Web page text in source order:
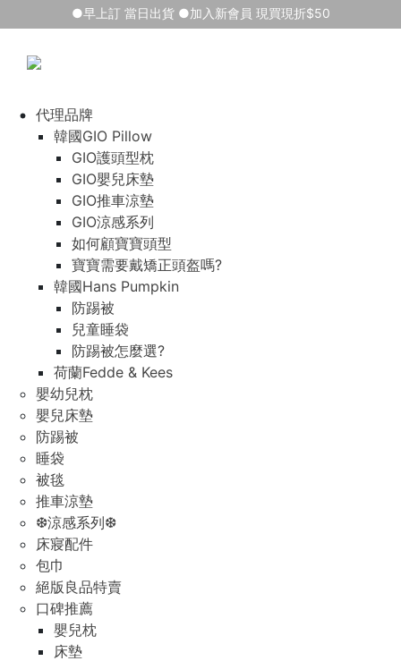
代理品牌
韓國GIO Pillow
GIO護頭型枕
GIO嬰兒床墊
GIO推車涼墊
GIO涼感系列
如何顧寶寶頭型
寶寶需要戴矯正頭盔嗎?
韓國Hans Pumpkin
防踢被
兒童睡袋
防踢被怎麼選?
荷蘭Fedde & Kees
嬰幼兒枕
嬰兒床墊
防踢被
睡袋
被毯
推車涼墊
❆涼感系列❆
床寢配件
包巾
絕版良品特賣
口碑推薦
嬰兒枕
床墊
●早上訂 當日出貨 ●加入新會員 現買現折$50